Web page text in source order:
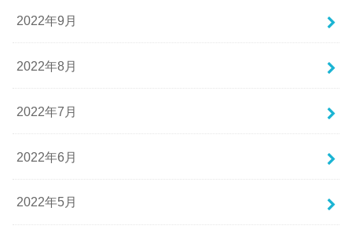
2022年9月
2022年8月
2022年7月
2022年6月
2022年5月